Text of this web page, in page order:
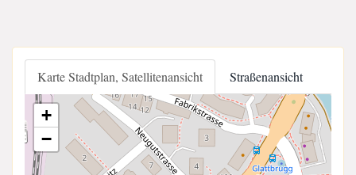
Karte Stadtplan, Satellitenansicht Straßenansicht
+
−